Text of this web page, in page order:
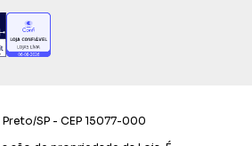
SP - CEP 15077-000